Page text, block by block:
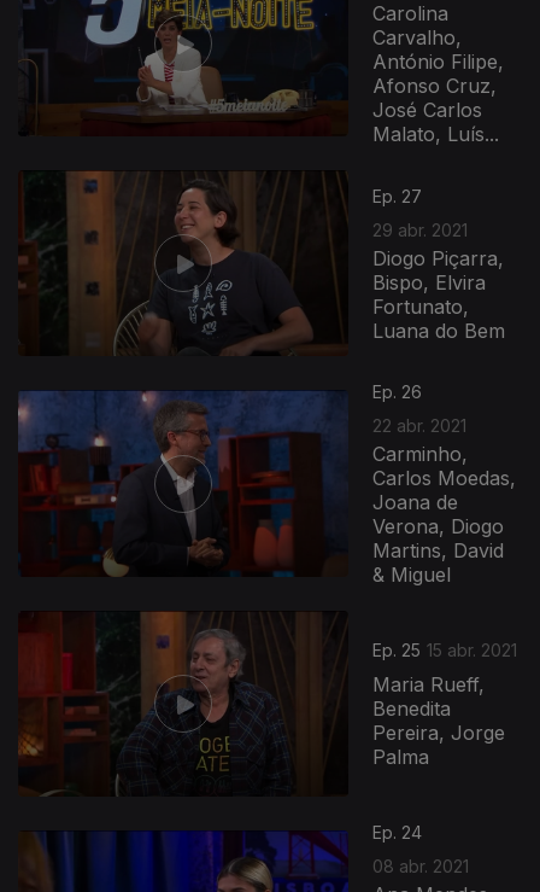
Carolina
Carvalho,
António Filipe,
Afonso Cruz,
José Carlos
Malato, Luís...
Ep. 27
29 abr. 2021
Diogo Piçarra,
Bispo, Elvira
Fortunato,
Luana do Bem
Ep. 26
22 abr. 2021
Carminho,
Carlos Moedas,
Joana de
Verona, Diogo
Martins, David
& Miguel
Ep. 25 15 abr. 2021
Maria Rueff,
Benedita
Pereira, Jorge
Palma
Ep. 24
08 abr. 2021